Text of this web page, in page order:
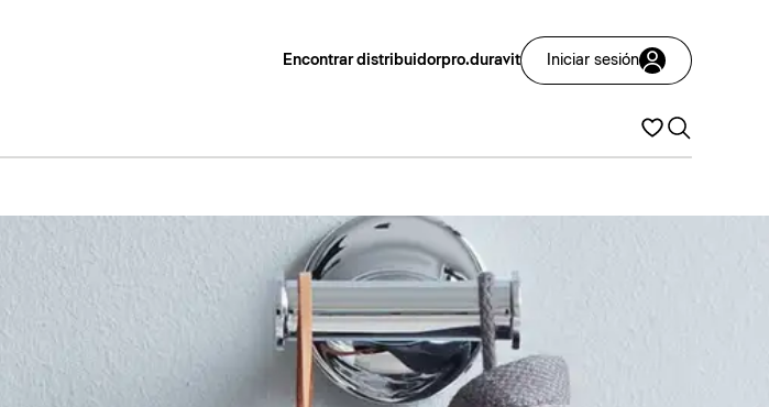
Encontrar distribuidorpro.duravit Iniciar sesión